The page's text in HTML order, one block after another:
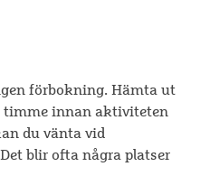
förbokning. Hämta ut
timme innan aktiviteten
du vänta vid
blir ofta några platser